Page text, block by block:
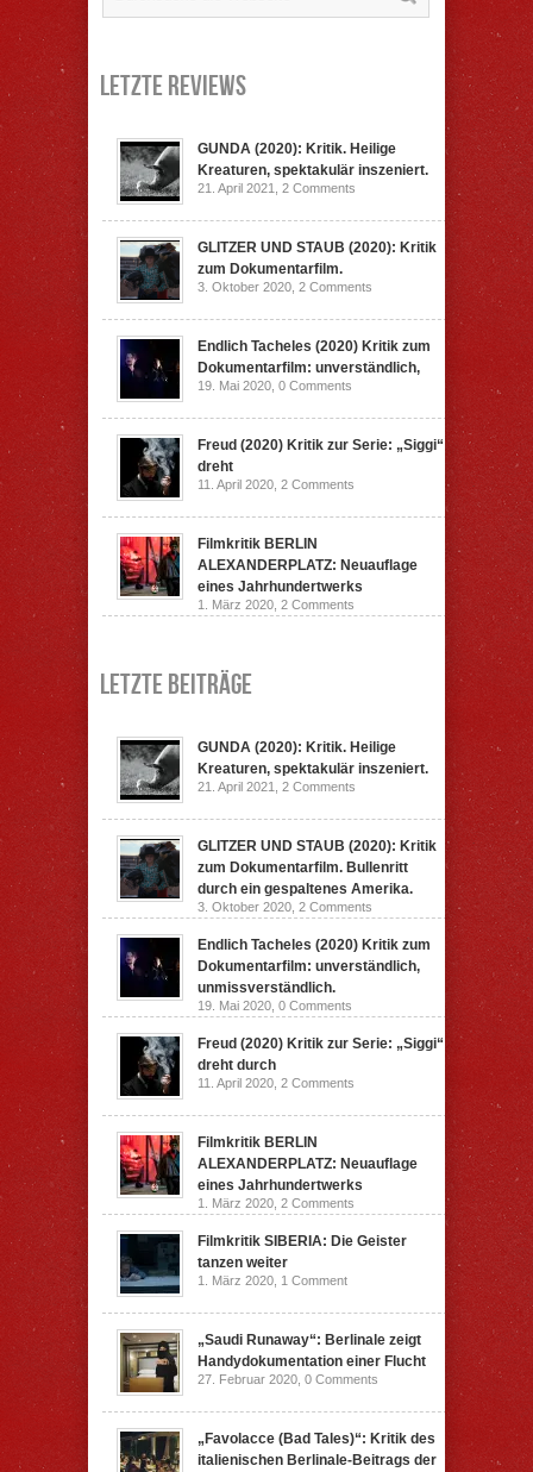
Letzte Reviews
GUNDA (2020): Kritik. Heilige
Kreaturen, spektakulär inszeniert.
21. April 2021, 2 Comments
GLITZER UND STAUB (2020): Kritik
zum Dokumentarfilm.
3. Oktober 2020, 2 Comments
Endlich Tacheles (2020) Kritik zum
Dokumentarfilm: unverständlich,
19. Mai 2020, 0 Comments
Freud (2020) Kritik zur Serie: „Siggi“
dreht
11. April 2020, 2 Comments
Filmkritik BERLIN
ALEXANDERPLATZ: Neuauflage
eines Jahrhundertwerks
1. März 2020, 2 Comments
Letzte Beiträge
GUNDA (2020): Kritik. Heilige
Kreaturen, spektakulär inszeniert.
21. April 2021, 2 Comments
GLITZER UND STAUB (2020): Kritik
zum Dokumentarfilm. Bullenritt
durch ein gespaltenes Amerika.
3. Oktober 2020, 2 Comments
Endlich Tacheles (2020) Kritik zum
Dokumentarfilm: unverständlich,
unmissverständlich.
19. Mai 2020, 0 Comments
Freud (2020) Kritik zur Serie: „Siggi“
dreht durch
11. April 2020, 2 Comments
Filmkritik BERLIN
ALEXANDERPLATZ: Neuauflage
eines Jahrhundertwerks
1. März 2020, 2 Comments
Filmkritik SIBERIA: Die Geister
tanzen weiter
1. März 2020, 1 Comment
„Saudi Runaway“: Berlinale zeigt
Handydokumentation einer Flucht
27. Februar 2020, 0 Comments
„Favolacce (Bad Tales)“: Kritik des
italienischen Berlinale-Beitrags der